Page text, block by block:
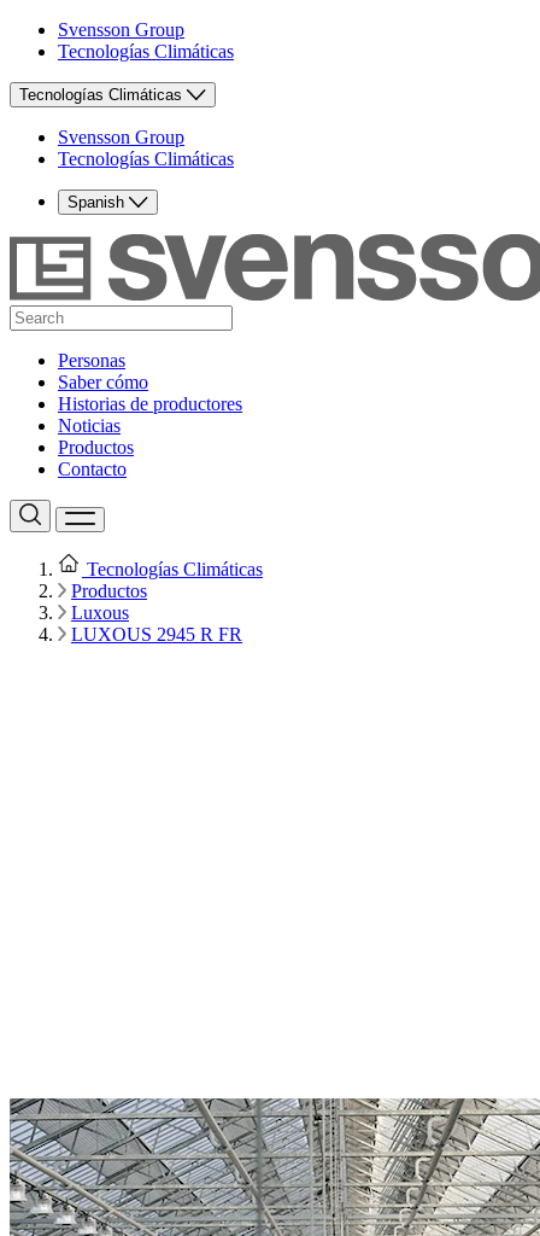
Svensson Group
Tecnologías Climáticas
Tecnologías Climáticas
Svensson Group
Tecnologías Climáticas
Spanish
Personas
Saber cómo
Historias de productores
Noticias
Productos
Contacto
Tecnologías Climáticas
Productos
Luxous
LUXOUS 2945 R FR